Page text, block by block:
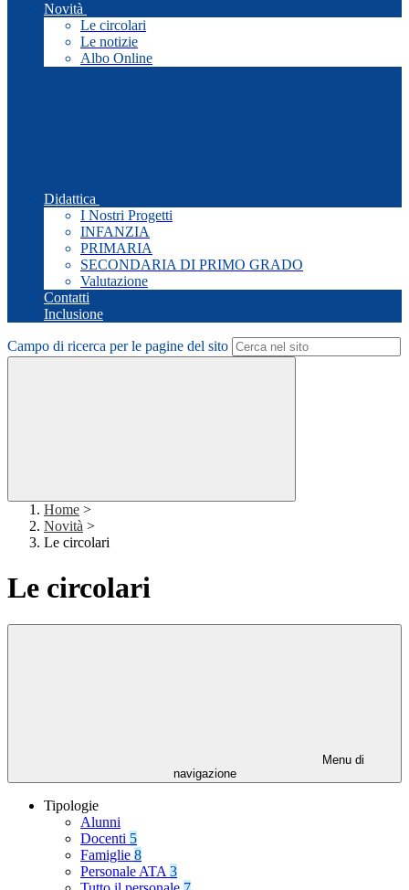
Novità
Le circolari
Le notizie
Albo Online
Didattica
I Nostri Progetti
INFANZIA
PRIMARIA
SECONDARIA DI PRIMO GRADO
Valutazione
Contatti
Inclusione
Campo di ricerca per le pagine del sito
Home >
Novità >
Le circolari
Le circolari
Menu di
navigazione
Tipologie
Alunni
Docenti 5
Famiglie 8
Personale ATA 3